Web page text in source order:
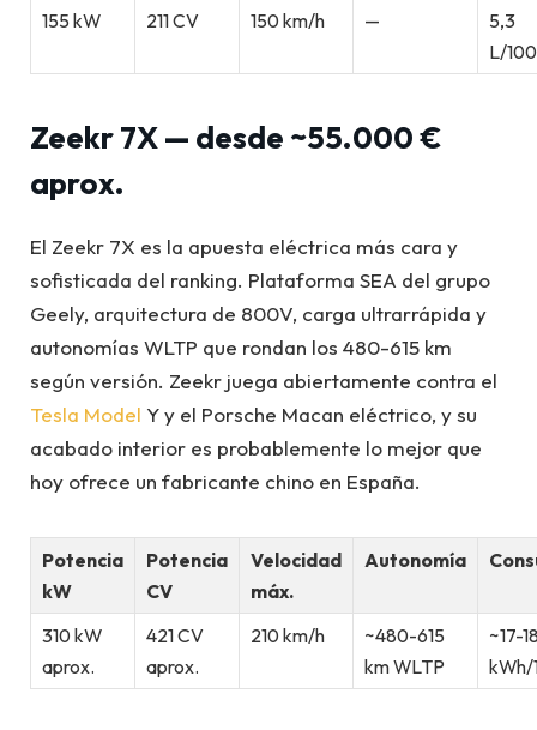
155 kW 211 CV 150 km/h —
5,3
L/
Zeekr 7X — desde ~55.000 €
aprox.
El Zeekr 7X es la apuesta eléctrica más cara y
sofisticada del ranking. Plataforma SEA del grupo
Geely, arquitectura de 800V, carga ultrarrápida y
autonomías WLTP que rondan los 480-615 km
según versión. Zeekr juega abiertamente contra el
Tesla Model Y y el Porsche Macan eléctrico, y su
acabado interior es probablemente lo mejor que
hoy ofrece un fabricante chino en España.
Potencia
kW
Potencia
CV
Velocidad
máx.
Autonomía
310 kW
aprox.
421 CV
aprox.
210 km/h
~480-615
km WLTP
~17-
kWh/